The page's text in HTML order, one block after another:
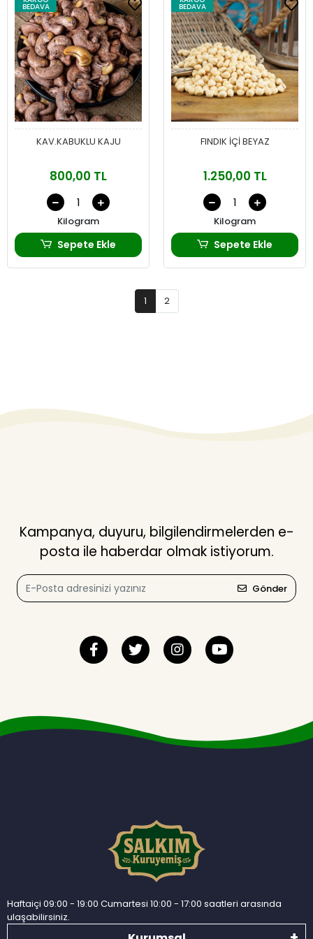
BEDAVA
KAV.KABUKLU KAJU
800,00 TL
Kilogram
Sepete Ekle
BEDAVA
FINDIK İÇİ BEYAZ
1.250,00 TL
Kilogram
Sepete Ekle
1 2
Kampanya, duyuru, bilgilendirmelerden e-
posta ile haberdar olmak istiyorum.
Gönder
Haftaiçi 09:00 - 19:00 Cumartesi 10:00 - 17:00 saatleri arasında
ulaşabilirsiniz.